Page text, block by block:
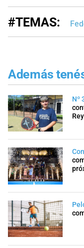
#TEMAS:
Además
Nº